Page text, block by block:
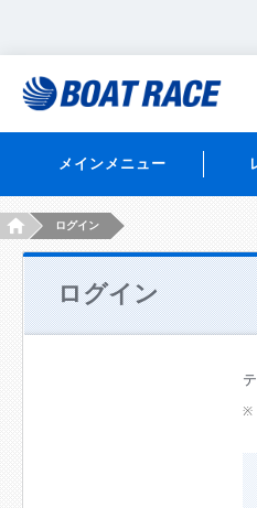
メインメニュー
HOMEログイン
ログイン